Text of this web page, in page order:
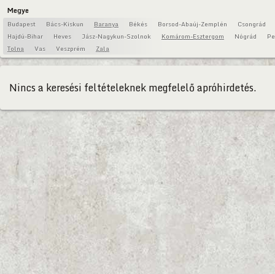
Megye
Budapest Bács-Kiskun Baranya Békés Borsod-Abaúj-Zemplén
Csongrád
Hajdú-Bihar
Heves Jász-Nagykun-Szolnok Komárom-Esztergom Nógrád
Tolna
Vas Veszprém Zala
Nincs a keresési feltételeknek megfelelő apróhirdetés.